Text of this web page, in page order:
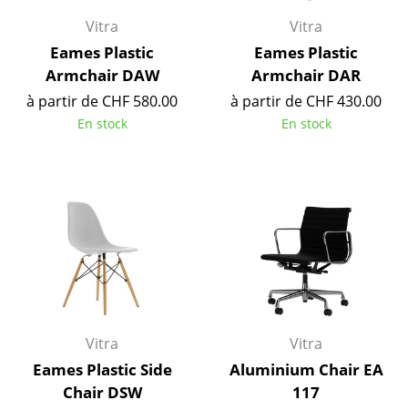
Caissons roulants et Meubles d’appoint
Meubles de bar
Garde-robes
... voir tous les rangements
Luminaires
Suspensions & Plafonniers
Lampes de table
Lampes de bureau
Vitra
Eames Plastic
Armchair DAW
à partir de CHF 580.00
En stock
Vitra
Eames Plastic
Armchair DAR
à partir de CHF 430.00
En stock
Vitra
Eames Plastic Side
Chair DSW
Vitra
Aluminium Chair EA
117